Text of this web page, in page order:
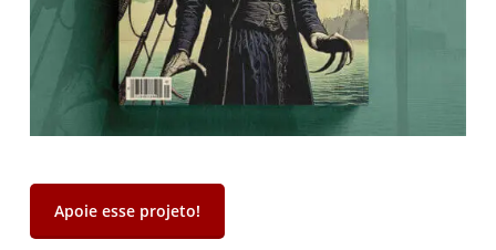
Apoie esse projeto!